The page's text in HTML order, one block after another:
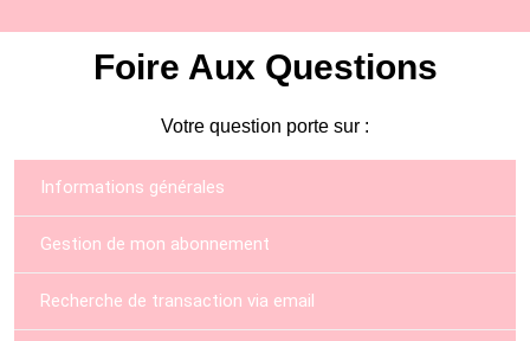
Foire Aux Questions
Votre question porte sur :
Informations générales
Gestion de mon abonnement
Recherche de transaction via email